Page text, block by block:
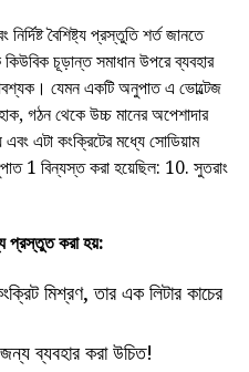
বৈশিষ্ট্য প্রস্তুতি শর্ত জানতে
চূড়ান্ত সমাধান উপরে ব্যবহার
যেমন একটি অনুপাত এ ভোল্টেজ
গঠন থেকে উচ্চ মানের অপেশাদার
এটা কংক্রিটের মধ্যে সোডিয়াম
1 বিন্যস্ত করা হয়েছিল: 10. সুতরাং
প্রস্তুত করা হয়:
মিশ্রণ, তার এক লিটার কাচের
ব্যবহার করা উচিত!